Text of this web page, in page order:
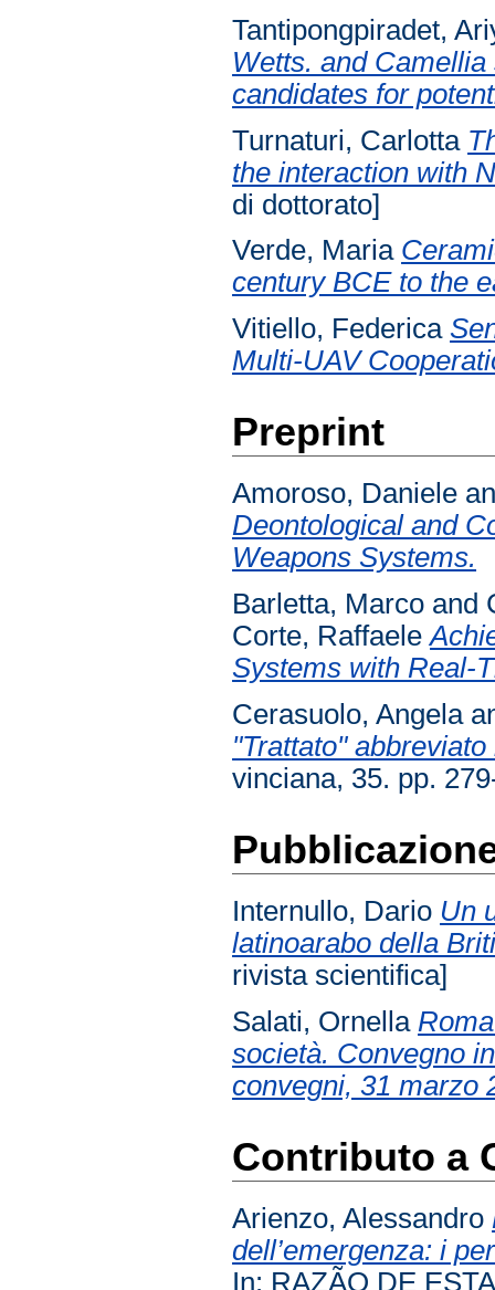
Tantipongpiradet,
Wetts. and
candidates for
Turnaturi, Carlotta
the interaction with
di dottorato]
Verde, Maria
century BCE to the
Vitiello, Federica
Multi-UAV
Preprint
Amoroso, Daniele
Deontological and
Weapons Systems.
Barletta, Marco and
Corte, Raffaele
Systems with Real-
Cerasuolo, Angela
"Trattato"
vinciana, 35. pp.
Internullo, Dario Un
latinoarabo della
rivista scientifica]
Salati, Ornella
società. Convegno
convegni, 31 marzo
Contributo a
Arienzo, Alessandro
dell’emergenza: i
In: RAZÃO DE